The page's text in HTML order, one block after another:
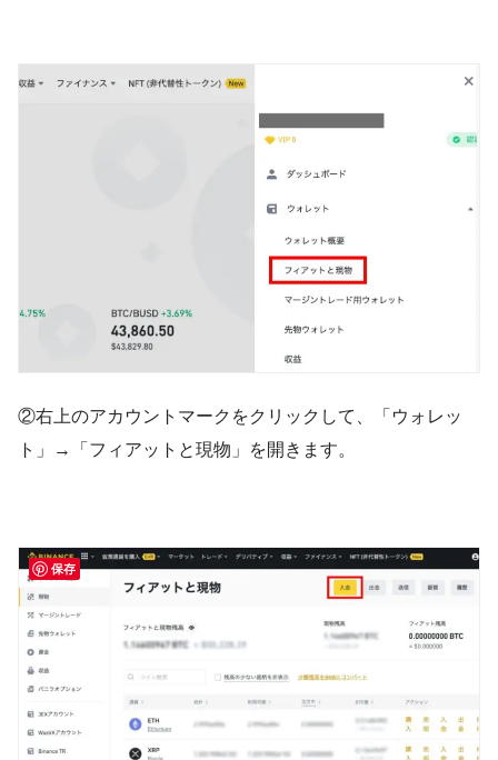
②右上のアカウントマークをクリックして、「ウォレッ
ト」→「フィアットと現物」を開きます。
保存